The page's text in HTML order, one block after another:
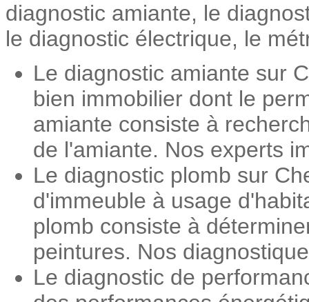
diagnostic amiante, le
le diagnostic électrique, le
Le diagnostic amiante sur
bien immobilier dont le
amiante consiste à
de l'amiante. Nos experts
Le diagnostic plomb sur
d'immeuble à usage
plomb consiste à
peintures. Nos
Le diagnostic de